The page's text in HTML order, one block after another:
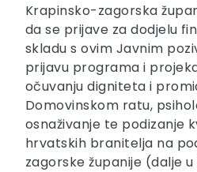
Krapinsko-zagorska
da se prijave za dodjelu
skladu s ovim Javnim
prijavu programa i
očuvanju digniteta i
Domovinskom ratu,
osnaživanje te podizanje
hrvatskih branitelja na
zagorske županije (dalje